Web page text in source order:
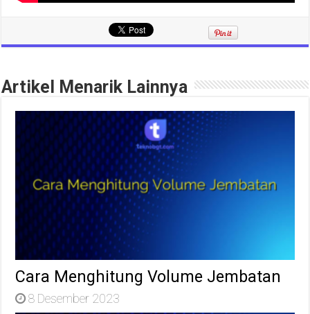
Artikel Menarik Lainnya
Cara Menghitung Volume Jembatan
8 Desember 2023